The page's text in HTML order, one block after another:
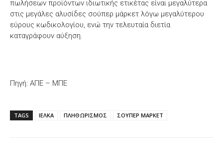
πωλήσεων προϊόντων ιδιωτικής ετικέτας είναι μεγαλύτερα
στις μεγάλες αλυσίδες σούπερ μάρκετ λόγω μεγαλύτερου
εύρους κωδικολογίου, ενώ την τελευταία διετία
καταγράφουν αύξηση.
Πηγή: ΑΠΕ – ΜΠΕ
TAGS ΙΕΛΚΑ ΠΛΗΘΩΡΙΣΜΟΣ ΣΟΥΠΕΡ ΜΑΡΚΕΤ